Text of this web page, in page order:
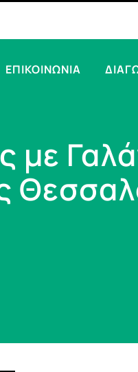
ΕΠΙΚΟΙΝΩΝΙΑ
με